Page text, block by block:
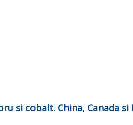
si cobalt. China, Canada